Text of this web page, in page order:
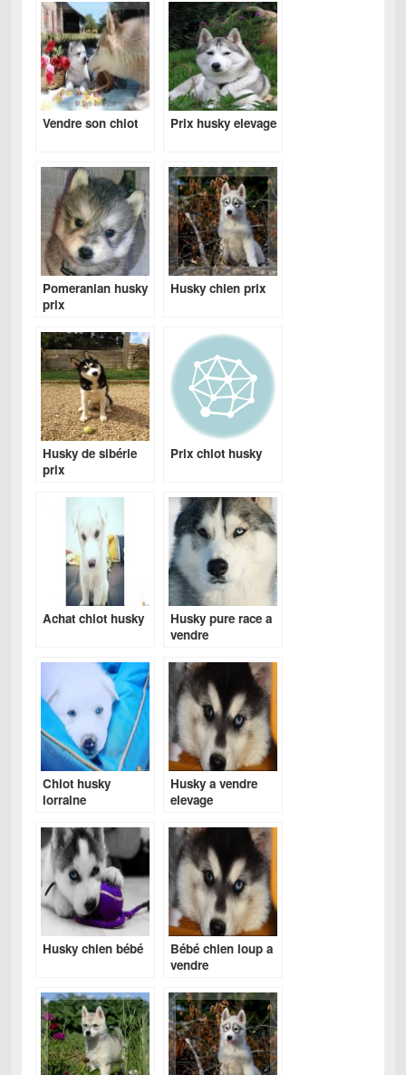
Vendre son chiot Prix husky elevage
Pomeranian husky
prix
Husky chien prix
Husky de sibérie
prix
Prix chiot husky
Achat chiot husky
Husky pure race a
vendre
Chiot husky
lorraine
Husky a vendre
elevage
Husky chien bébé
Bébé chien loup a
vendre